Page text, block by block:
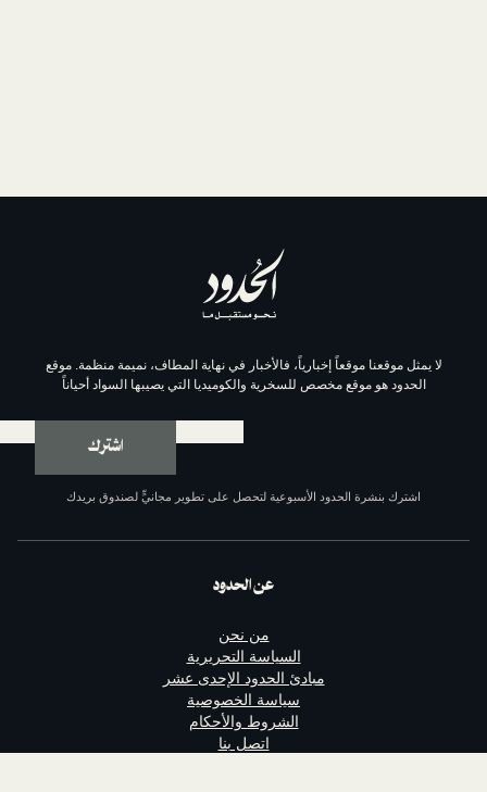
موقعاً إخبارياً، فالأخبار في نهاية المطاف، نميمة منظمة. موقع
مخصص للسخرية والكوميديا التي يصيبها السواد أحياناً
اشترك
الحدود الأسبوعية لتحصل على تطوير مجانيٍّ لصندوق بريدك
مبادئ الحدود الإحدى عشر